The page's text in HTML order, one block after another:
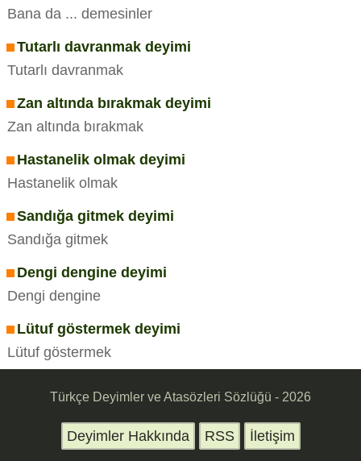
Bana da ... demesinler
Tutarlı davranmak deyimi
Tutarlı davranmak
Zan altında bırakmak deyimi
Zan altında bırakmak
Hastanelik olmak deyimi
Hastanelik olmak
Sandığa gitmek deyimi
Sandığa gitmek
Dengi dengine deyimi
Dengi dengine
Lütuf göstermek deyimi
Lütuf göstermek
Türkçe Deyimler ve Atasözleri Sözlüğü - 2026
Deyimler Hakkında RSS İletişim